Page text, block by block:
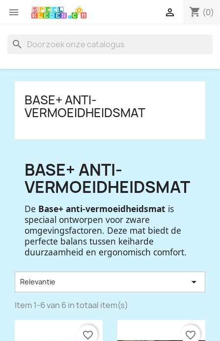
 shopping_cart (0)

search
BASE+ ANTI-
VERMOEIDHEIDSMAT
BASE+ ANTI-
VERMOEIDHEIDSMAT
De Base+ anti-vermoeidheidsmat is
speciaal ontworpen voor zware
omgevingsfactoren. Deze mat biedt de
perfecte balans tussen keiharde
duurzaamheid en ergonomisch comfort.
Relevantie 
Item 1-6 van 6 in totaal item(s)
favorite_border favorite_border